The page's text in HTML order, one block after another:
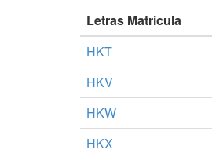
Letras Matricula
HKT
HKV
HKW
HKX